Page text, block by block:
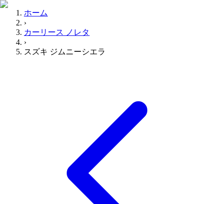
ホーム
›
カーリース ノレタ
›
スズキ ジムニーシエラ